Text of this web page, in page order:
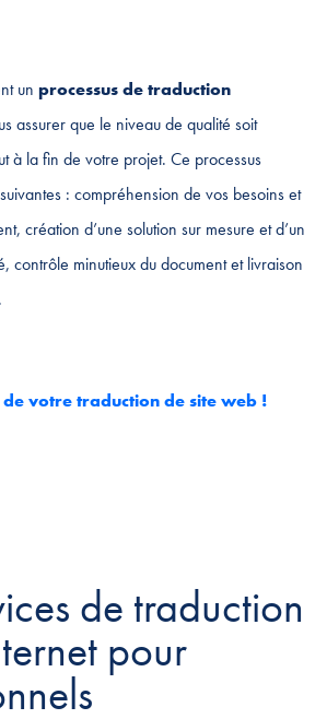
un processus de traduction
assurer que le niveau de qualité soit
à la fin de votre projet. Ce processus
: compréhension de vos besoins et
création d’une solution sur mesure et d’un
contrôle minutieux du document et livraison
votre traduction de site web !
de traduction
pour